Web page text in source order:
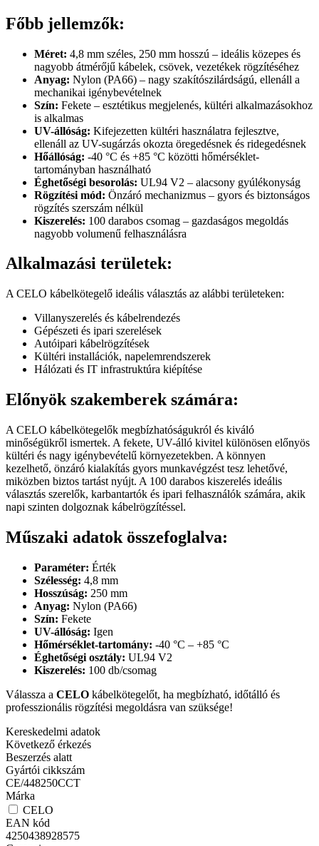
Főbb jellemzők:
Méret: 4,8 mm széles, 250 mm hosszú – ideális közepes és
nagyobb átmérőjű kábelek, csövek, vezetékek rögzítéséhez
Anyag: Nylon (PA66) – nagy szakítószilárdságú, ellenáll a
mechanikai igénybevételnek
Szín: Fekete – esztétikus megjelenés, kültéri alkalmazásokhoz
is alkalmas
UV-állóság: Kifejezetten kültéri használatra fejlesztve,
ellenáll az UV-sugárzás okozta öregedésnek és ridegedésnek
Hőállóság: -40 °C és +85 °C közötti hőmérséklet-
tartományban használható
Éghetőségi besorolás: UL94 V2 – alacsony gyúlékonyság
Rögzítési mód: Önzáró mechanizmus – gyors és biztonságos
rögzítés szerszám nélkül
Kiszerelés: 100 darabos csomag – gazdaságos megoldás
nagyobb volumenű felhasználásra
Alkalmazási területek:
A CELO kábelkötegelő ideális választás az alábbi területeken:
Villanyszerelés és kábelrendezés
Gépészeti és ipari szerelések
Autóipari kábelrögzítések
Kültéri installációk, napelemrendszerek
Hálózati és IT infrastruktúra kiépítése
Előnyök szakemberek számára:
A CELO kábelkötegelők megbízhatóságukról és kiváló
minőségükről ismertek. A fekete, UV-álló kivitel különösen előnyös
kültéri és nagy igénybevételű környezetekben. A könnyen
kezelhető, önzáró kialakítás gyors munkavégzést tesz lehetővé,
miközben biztos tartást nyújt. A 100 darabos kiszerelés ideális
választás szerelők, karbantartók és ipari felhasználók számára, akik
napi szinten dolgoznak kábelrögzítéssel.
Műszaki adatok összefoglalva:
Paraméter: Érték
Szélesség: 4,8 mm
Hosszúság: 250 mm
Anyag: Nylon (PA66)
Szín: Fekete
UV-állóság: Igen
Hőmérséklet-tartomány: -40 °C – +85 °C
Éghetőségi osztály: UL94 V2
Kiszerelés: 100 db/csomag
Válassza a CELO kábelkötegelőt, ha megbízható, időtálló és
professzionális rögzítési megoldásra van szüksége!
Kereskedelmi adatok
Következő érkezés
Beszerzés alatt
Gyártói cikkszám
CE/448250CCT
Márka
CELO
EAN kód
4250438928575